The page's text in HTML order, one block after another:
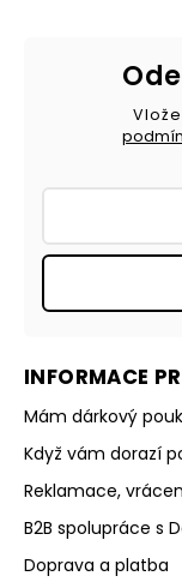
INFORMACE
Mám dárkový
Když vám dorazí
Reklamace,
B2B spolupráce s
Doprava a platba